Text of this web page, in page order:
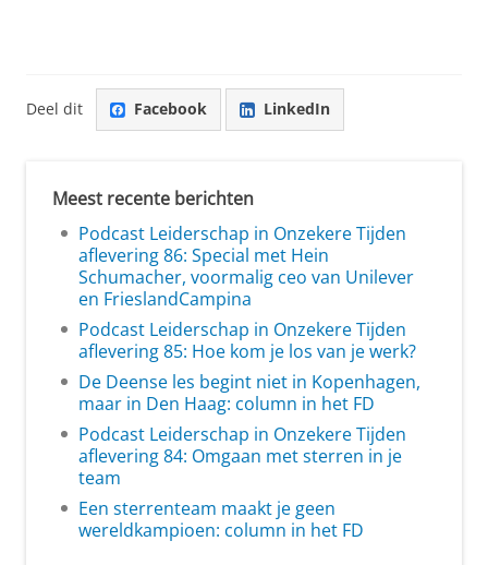
Deel dit Facebook LinkedIn
Meest recente berichten
Podcast Leiderschap in Onzekere Tijden
aflevering 86: Special met Hein
Schumacher, voormalig ceo van Unilever
en FrieslandCampina
Podcast Leiderschap in Onzekere Tijden
aflevering 85: Hoe kom je los van je werk?
De Deense les begint niet in Kopenhagen,
maar in Den Haag: column in het FD
Podcast Leiderschap in Onzekere Tijden
aflevering 84: Omgaan met sterren in je
team
Een sterrenteam maakt je geen
wereldkampioen: column in het FD